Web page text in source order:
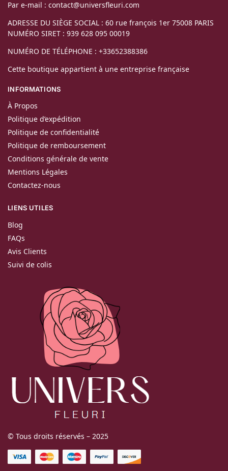
Par e-mail : contact@universfleuri.com
ADRESSE DU SIÈGE SOCIAL : 60 rue françois 1er 75008 PARIS
NUMÉRO SIRET : 939 628 095 00019
NUMÉRO DE TÉLÉPHONE : +33652388386
Cette boutique appartient à une entreprise française
INFORMATIONS
À Propos
Politique d’expédition
Politique de confidentialité
Politique de remboursement
Conditions générale de vente
Mentions Légales
Contactez-nous
LIENS UTILES
Blog
FAQs
Avis Clients
Suivi de colis
© Tous droits réservés – 2025